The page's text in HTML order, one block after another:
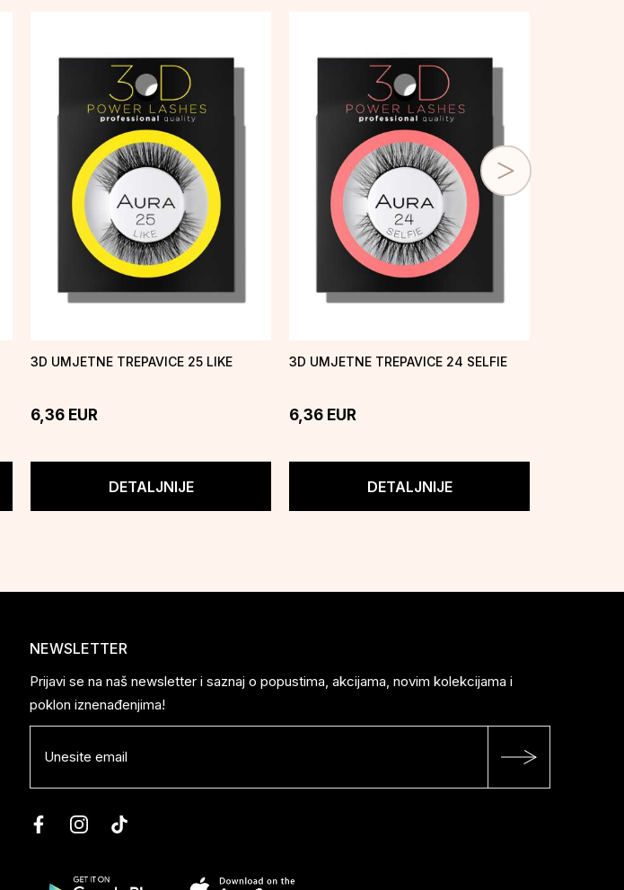
3D UMJETNE TREPAVICE 25 LIKE
DETALJNIJE
6,36 EUR
3D UMJETNE TREPAVICE 24 SELFIE
DETALJNIJE
6,36 EUR
NEWSLETTER
Prijavi se na naš newsletter i saznaj o popustima, akcijama, novim kolekcijama i
poklon iznenađenjima!